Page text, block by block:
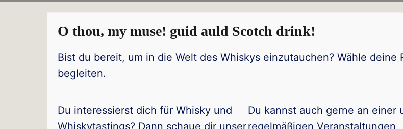
O thou, my muse! guid auld Scotch drink!
Bist du bereit, um in die Welt des Whiskys einzutauchen? Wähle
begleiten.
Du interessierst dich für Whisky und
Whiskytastings? Dann schaue dir unser
Du kannst auch gerne an einer
regelmäßigen Veranstaltungen